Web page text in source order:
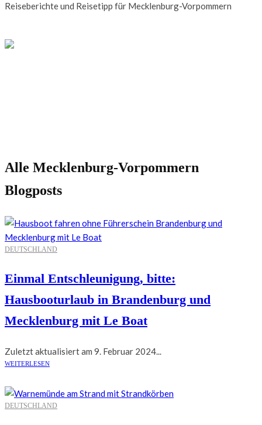
Reiseberichte und Reisetipp für Mecklenburg-Vorpommern
Alle Mecklenburg-Vorpommern
Blogposts
DEUTSCHLAND
Einmal Entschleunigung, bitte:
Hausbooturlaub in Brandenburg und
Mecklenburg mit Le Boat
Zuletzt aktualisiert am 9. Februar 2024...
WEITERLESEN
DEUTSCHLAND